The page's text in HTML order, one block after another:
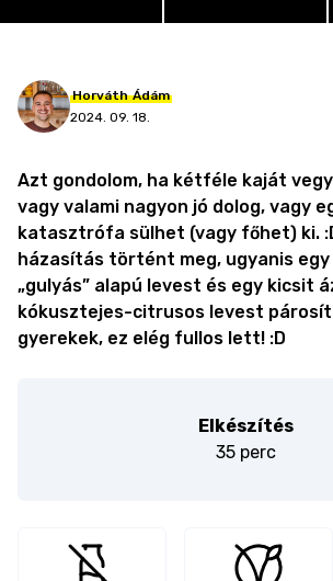
Horváth Ádám
2024. 09. 18.
Azt gondolom, ha kétféle kaját
vagy valami nagyon jó dolog, vagy
katasztrófa sülhet (vagy főhet) ki.
házasítás történt meg, ugyanis egy
„gulyás” alapú levest és egy kicsit
kókusztejes-citrusos levest
gyerekek, ez elég fullos lett! :D
Elkészítés
35 perc